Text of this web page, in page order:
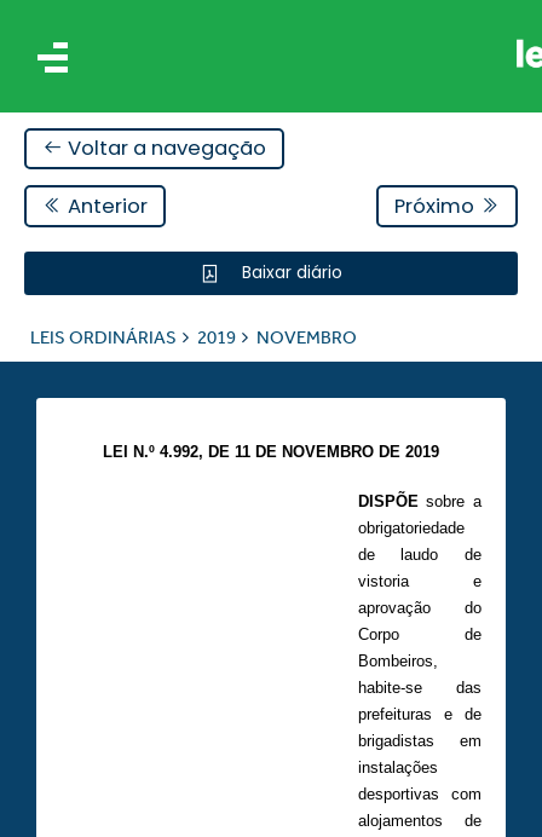
Voltar a navegação
Anterior Próximo
Baixar diário
LEIS ORDINÁRIAS 2019 NOVEMBRO
LEI N.º 4.992, DE 11 DE NOVEMBRO DE 2019
DISPÕEsobre a
obrigatoriedade
de laudo de
vistoria e
aprovação do
Corpo de
Bombeiros,
habite-se das
prefeituras e de
brigadistas em
instalações
desportivas com
alojamentos de